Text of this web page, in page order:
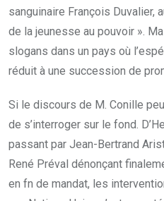
sanguinaire François Duvalier,
de la jeunesse au pouvoir ».
slogans dans un pays où
réduit à une succession de
Si le discours de M. Conille
de s’interroger sur le fond.
passant par Jean-Bertrand
René Préval dénonçant
en fn de mandat, les